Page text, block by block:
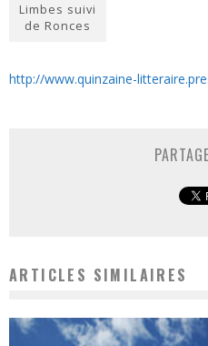
Limbes suivi
de Ronces
http://www.quinzaine-
ARTICLES SIMILAIRES